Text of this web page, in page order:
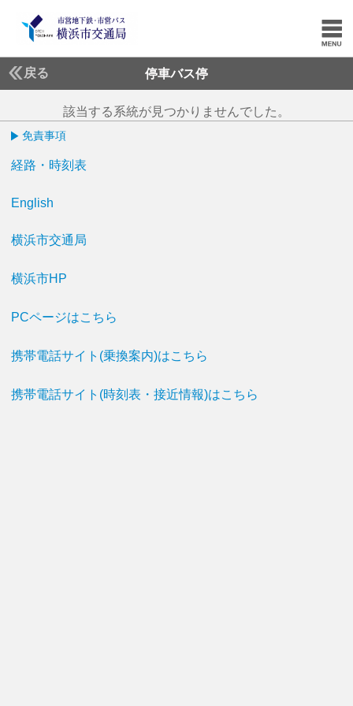
戻る 停車バス停
該当する系統が見つかりませんでした。
免責事項
経路・時刻表
English
横浜市交通局
横浜市HP
PCページはこちら
携帯電話サイト(乗換案内)はこちら
携帯電話サイト(時刻表・接近情報)はこちら